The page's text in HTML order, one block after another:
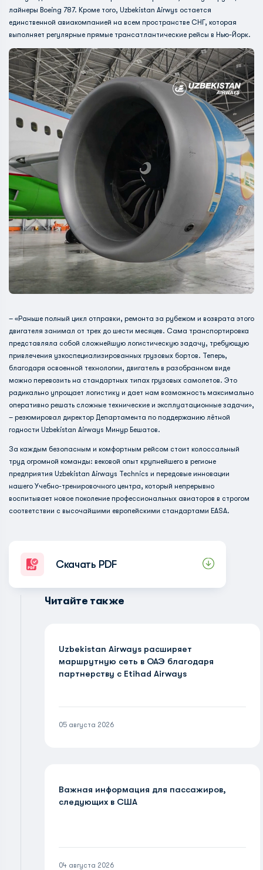
лайнеры Boeing 787. Кроме того, Uzbekistan Airwys остается
единственной авиакомпанией на всем пространстве СНГ, которая
выполняет регулярные прямые трансатлантические рейсы в Нью-Йорк.
– «Раньше полный цикл отправки, ремонта за рубежом и возврата этого
двигателя занимал от трех до шести месяцев. Сама транспортировка
представляла собой сложнейшую логистическую задачу, требующую
привлечения узкоспециализированных грузовых бортов. Теперь,
благодаря освоенной технологии, двигатель в разобранном виде
можно перевозить на стандартных типах грузовых самолетов. Это
радикально упрощает логистику и дает нам возможность максимально
оперативно решать сложные технические и эксплуатационные задачи»,
– резюмировал директор Департамента по поддержанию лётной
годности Uzbekistan Airways Минур Бешатов.
За каждым безопасным и комфортным рейсом стоит колоссальный
труд огромной команды: вековой опыт крупнейшего в регионе
предприятия Uzbekistan Airways Technics и передовые инновации
нашего Учебно-тренировочного центра, который непрерывно
воспитывает новое поколение профессиональных авиаторов в строгом
соответствии с высочайшими европейскими стандартами EASA.
Скачать PDF
Читайте также
Uzbekistan Airways расширяет
маршрутную сеть в ОАЭ благодаря
партнерству с Etihad Airways
05 августа 2026
Важная информация для пассажиров,
следующих в США
04 августа 2026